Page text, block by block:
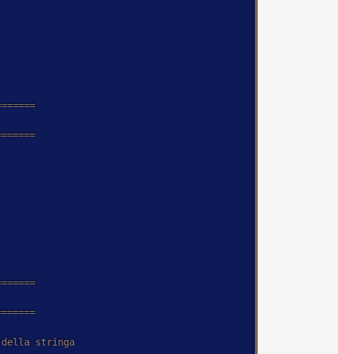
# ============================================================
# ============================================================
# ============================================================
# ============================================================
# Mostrare che len() restituisce il numero di caratteri della stringa